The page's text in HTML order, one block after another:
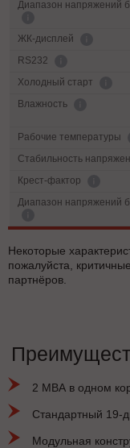
Диапазон напряжений
ЖК-дисплей
RS232
Холодный старт
Влажность
Рабочие температуры
Cтабильность
Крест-фактор
Диапазон напряжений
Некоторые
пожалуйста,
партнёров.
2 МВА в одном
Стандартный 19-
Модульная